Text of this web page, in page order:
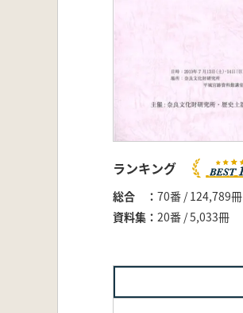
ランキング
総合
70番 / 124,789冊
資料集
20番 / 5,033冊